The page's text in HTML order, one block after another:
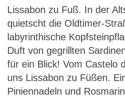
Lissabon zu Fuß. In der
quietscht die Oldtimer-
labyrinthische
Duft von gegrillten
für ein Blick! Vom Castelo
uns Lissabon zu Füßen.
Piniennadeln und